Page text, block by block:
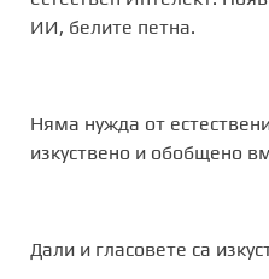
ИИ, белите петна.
Няма нужда от
изкуствено и обобщено
Дали и гласовете са